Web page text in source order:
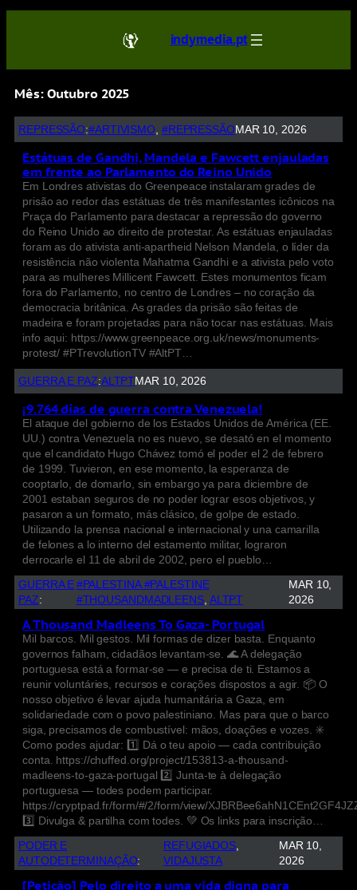
indymedia.pt
Mês: Outubro 2025
REPRESSÃO:#ARTIVISMO #REPRESSÃOMAR 10, 2026
Estátuas de Gandhi, Mandela e Fawcett enjauladas
em frente ao Parlamento do Reino Unido
Em Londres ativistas do Greenpeace instalaram grades de
prisão ao redor das estátuas de três manifestantes icônicos na
Praça do Parlamento para destacar a repressão do governo
do Reino Unido ao direito de protestar. As estátuas enjauladas
foram as do ativista anti-apartheid Nelson Mandela, o líder da
resistência não violenta Mahatma Gandhi e a ativista pelo voto
para as mulheres Millicent Fawcett. Estes monumentos ficam
fora do Parlamento, no centro de Londres – no coração da
democracia britânica. As grades da prisão são feitas de
madeira e foram projetadas para não tocar nas estátuas. Mais
info aqui: https://www.greenpeace.org.uk/news/monuments-
protest/ #PTrevolutionTV #AltPT…
GUERRA E PAZ:ALTPTMAR 10, 2026
¡9.764 días de guerra contra Venezuela!
El ataque del gobierno de los Estados Unidos de América (EE.
UU.) contra Venezuela no es nuevo, se desató en el momento
que el candidato Hugo Chávez tomó el poder el 2 de febrero
de 1999. Tuvieron, en ese momento, la esperanza de
cooptarlo, de domarlo, sin embargo ya para diciembre de
2001 estaban seguros de no poder lograr esos objetivos, y
pasaron a un formato, más clásico, de golpe de estado.
Utilizando la prensa nacional e internacional y una camarilla
de felones a lo interno del estamento militar, lograron
derrocarle el 11 de abril de 2002, pero el pueblo…
GUERRA E
PAZ:
#PALESTINA #PALESTINE
#THOUSANDMADLEENS, ALTPT
MAR 10,
2026
A Thousand Madleens To Gaza- Portugal
Mil barcos. Mil gestos. Mil formas de dizer basta. Enquanto
governos falham, cidadãos levantam-se. 🌊 A delegação
portuguesa está a formar-se — e precisa de ti. Estamos a
reunir voluntáries, recursos e corações dispostos a agir. 📦 O
nosso objetivo é levar ajuda humanitária a Gaza, em
solidariedade com o povo palestiniano. Mas para que o barco
siga, precisamos de combustível: mãos, doações e vozes. ✳️
Como podes ajudar: 1️⃣ Dá o teu apoio — cada contribuição
conta. https://chuffed.org/project/153813-a-thousand-
madleens-to-gaza-portugal 2️⃣ Junta-te à delegação
portuguesa — todes podem participar.
https://cryptpad.fr/form/#/2/form/view/
3️⃣ Divulga & partilha com todes. 💚 Os links para inscrição…
PODER E
AUTODETERMINAÇÃO:
REFUGIADOS
VIDAJUSTA
MAR 10,
2026
[Petição] Pelo direito a uma vida digna para